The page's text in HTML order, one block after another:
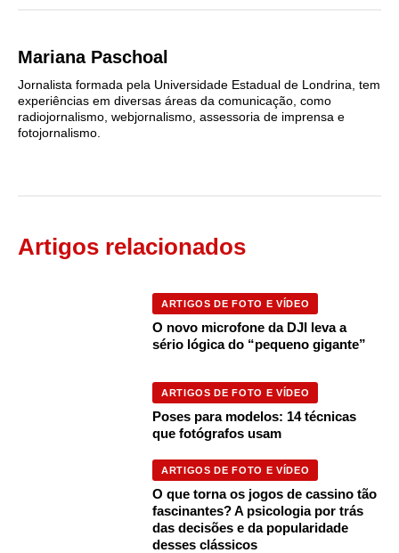
Mariana Paschoal
Jornalista formada pela Universidade Estadual de Londrina, tem
experiências em diversas áreas da comunicação, como
radiojornalismo, webjornalismo, assessoria de imprensa e
fotojornalismo.
Artigos relacionados
ARTIGOS DE FOTO E VÍDEO
O novo microfone da DJI leva a
sério lógica do “pequeno gigante”
ARTIGOS DE FOTO E VÍDEO
Poses para modelos: 14 técnicas
que fotógrafos usam
ARTIGOS DE FOTO E VÍDEO
O que torna os jogos de cassino tão
fascinantes? A psicologia por trás
das decisões e da popularidade
desses clássicos